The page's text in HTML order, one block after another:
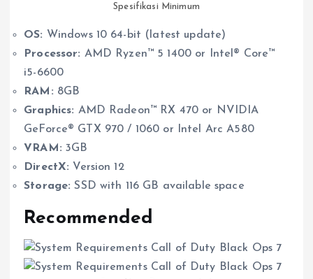
Spesifikasi Minimum
OS: Windows 10 64-bit (latest update)
Processor: AMD Ryzen™ 5 1400 or Intel® Core™
i5-6600
RAM: 8GB
Graphics: AMD Radeon™ RX 470 or NVIDIA
GeForce® GTX 970 / 1060 or Intel Arc A580
VRAM: 3GB
DirectX: Version 12
Storage: SSD with 116 GB available space
Recommended